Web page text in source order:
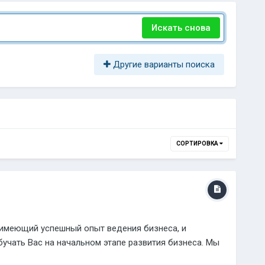
Искать снова
Другие варианты поиска
СОРТИРОВКА
успешный опыт ведения бизнеса, и
Вас на начальном этапе развития бизнеса. Мы